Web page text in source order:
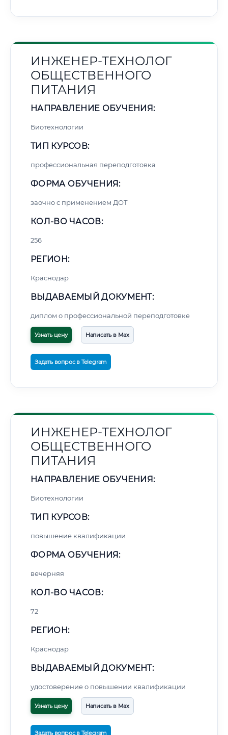
ИНЖЕНЕР-ТЕХНОЛОГ
ОБЩЕСТВЕННОГО
ПИТАНИЯ
НАПРАВЛЕНИЕ ОБУЧЕНИЯ:
Биотехнологии
ТИП КУРСОВ:
профессиональная переподготовка
ФОРМА ОБУЧЕНИЯ:
заочно с применением ДОТ
КОЛ-ВО ЧАСОВ:
256
РЕГИОН:
Краснодар
ВЫДАВАЕМЫЙ ДОКУМЕНТ:
диплом о профессиональной переподготовке
Узнать цену Написать в Max
Задать вопрос в Telegram
ИНЖЕНЕР-ТЕХНОЛОГ
ОБЩЕСТВЕННОГО
ПИТАНИЯ
НАПРАВЛЕНИЕ ОБУЧЕНИЯ:
Биотехнологии
ТИП КУРСОВ:
повышение квалификации
ФОРМА ОБУЧЕНИЯ:
вечерняя
КОЛ-ВО ЧАСОВ:
72
РЕГИОН:
Краснодар
ВЫДАВАЕМЫЙ ДОКУМЕНТ:
удостоверение о повышении квалификации
Узнать цену Написать в Max
Задать вопрос в Telegram